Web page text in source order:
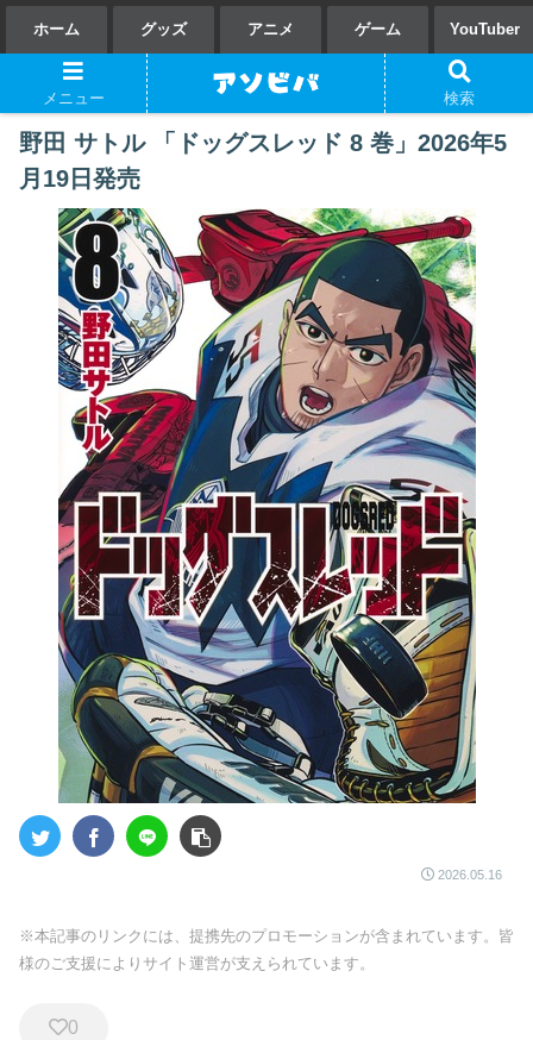
ホーム グッズ アニメ ゲーム YouTuber
野田 サトル 「ドッグスレッド 8 巻」2026年5
月19日発売
2026.05.16
※本記事のリンクには、提携先のプロモーションが含まれています。皆
様のご支援によりサイト運営が支えられています。
0
メニュー 検索